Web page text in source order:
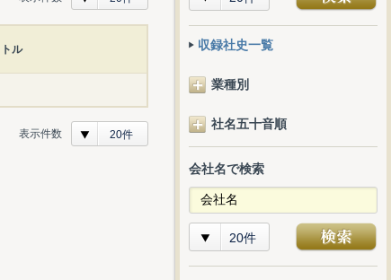
ル
表示件数 20件
収録社史一覧
業種別
社名五十音順
会社名で検索
20件